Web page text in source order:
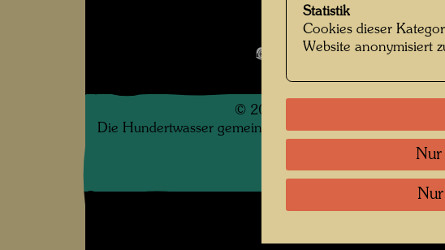
Kindheit und Jugend
Bildergalerie öffnen
© 2026
Die Hundertwasser gemeinnützige Privatstiftung Wien
Statistik
Cookies dieser
Website anonymisiert
Nur